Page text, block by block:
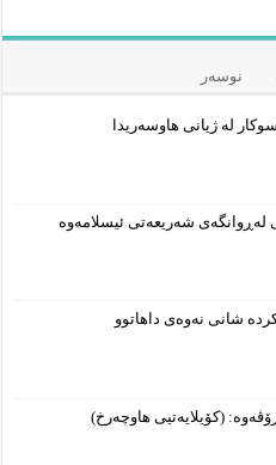
نوسەر
لە ژیانی هاوسەریدا
شەریعەتی ئیسلامەوە
شانی نەوەی داهاتوو
(کۆیلایەتیی هاوچەرخ)